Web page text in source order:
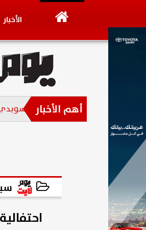
الأخبار
أهم الأخبار
مجموعة عز العرب السويدي